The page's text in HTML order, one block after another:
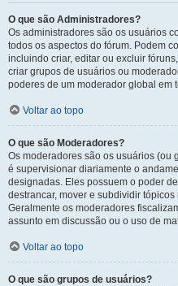
O que são Administradores?
Os administradores são os usuários
todos os aspectos do fórum. Podem
incluindo criar, editar ou excluir
criar grupos de usuários ou
poderes de um moderador global em
Voltar ao topo
O que são Moderadores?
Os moderadores são os usuários (ou
é supervisionar diariamente o
designadas. Eles possuem o poder
destrancar, mover e subdividir
Geralmente os moderadores
assunto em discussão ou o uso de
Voltar ao topo
O que são grupos de usuários?